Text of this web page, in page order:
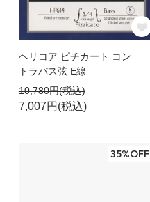
ヘリコア ピチカート コン
トラバス弦 E線
10,780円(税込)
7,007円(税込)
35%OFF